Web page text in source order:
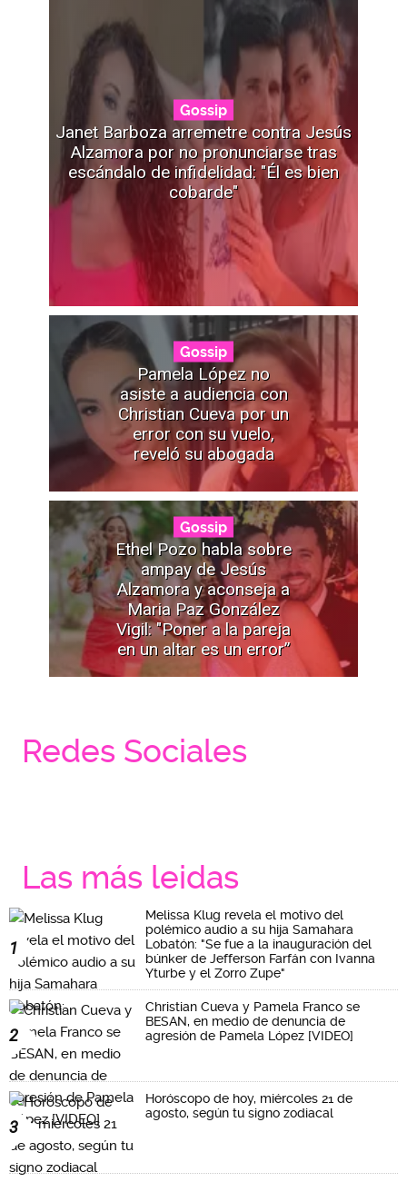
Gossip
Janet Barboza arremetre contra Jesús
Alzamora por no pronunciarse tras
escándalo de infidelidad: "Él es bien
cobarde"
Gossip
Pamela López no
asiste a audiencia con
Christian Cueva por un
error con su vuelo,
reveló su abogada
Gossip
Ethel Pozo habla sobre
ampay de Jesús
Alzamora y aconseja a
Maria Paz González
Vigil: "Poner a la pareja
en un altar es un error”
Redes Sociales
Las más leidas
1
Melissa Klug revela el motivo del
polémico audio a su hija Samahara
Lobatón: "Se fue a la inauguración del
búnker de Jefferson Farfán con Ivanna
Yturbe y el Zorro Zupe"
2
Christian Cueva y Pamela Franco se
BESAN, en medio de denuncia de
agresión de Pamela López [VIDEO]
3
Horóscopo de hoy, miércoles 21 de
agosto, según tu signo zodiacal